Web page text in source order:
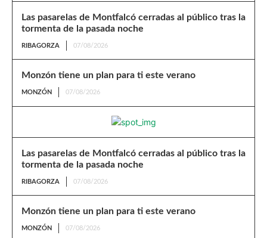
Las pasarelas de Montfalcó cerradas al público tras la
tormenta de la pasada noche
RIBAGORZA 07/08/2026
Monzón tiene un plan para ti este verano
MONZÓN 07/08/2026
Las pasarelas de Montfalcó cerradas al público tras la
tormenta de la pasada noche
RIBAGORZA 07/08/2026
Monzón tiene un plan para ti este verano
MONZÓN 07/08/2026